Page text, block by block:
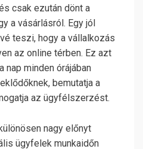
csak ezután dönt a
a vásárlásról. Egy jól
teszi, hogy a vállalkozás
az online térben. Ez azt
nap minden órájában
bemutatja a
az ügyfélszerzést.
nagy előnyt
ügyfelek munkaidőn